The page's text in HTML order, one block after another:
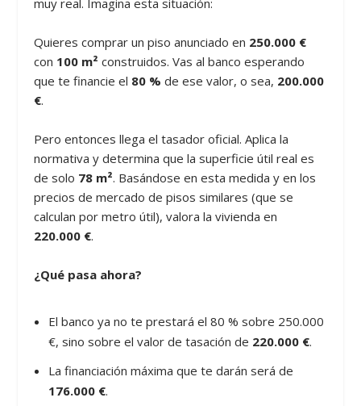
Quieres comprar un piso anunciado en 250.000 €
con 100 m² construidos. Vas al banco esperando
que te financie el 80 % de ese valor, o sea, 200.000
€.
Pero entonces llega el tasador oficial. Aplica la
normativa y determina que la superficie útil real es
de solo 78 m². Basándose en esta medida y en los
precios de mercado de pisos similares (que se
calculan por metro útil), valora la vivienda en
220.000 €.
¿Qué pasa ahora?
El banco ya no te prestará el 80 % sobre 250.000
€, sino sobre el valor de tasación de 220.000 €.
La financiación máxima que te darán será de
176.000 €.